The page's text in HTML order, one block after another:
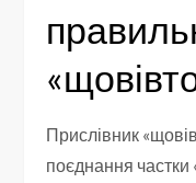
Прислівник
поєднання частки